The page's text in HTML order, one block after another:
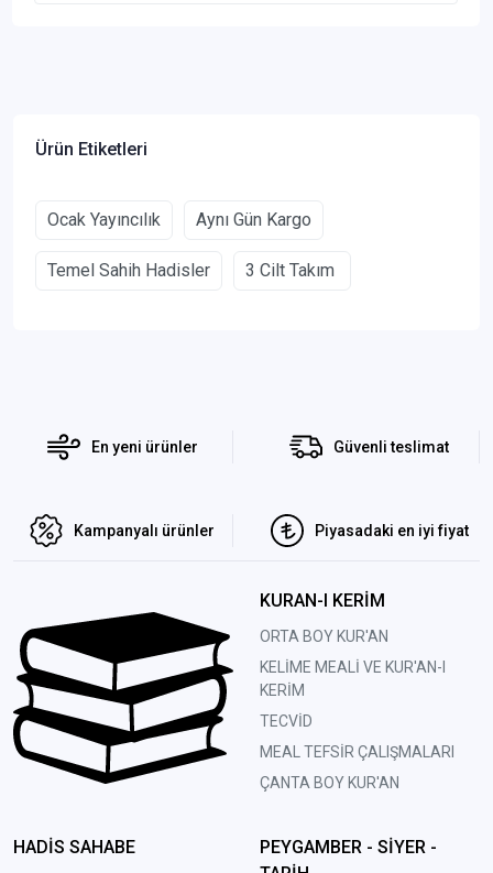
Ürün Etiketleri
Ocak Yayıncılık Aynı Gün Kargo
Temel Sahih Hadisler 3 Cilt Takım
En yeni ürünler Güvenli teslimat
Kampanyalı ürünler Piyasadaki en iyi fiyat
KURAN-I KERİM
ORTA BOY KUR'AN
KELİME MEALİ VE KUR'AN-I
KERİM
TECVİD
MEAL TEFSİR ÇALIŞMALARI
ÇANTA BOY KUR'AN
HADİS SAHABE
PEYGAMBER - SİYER -